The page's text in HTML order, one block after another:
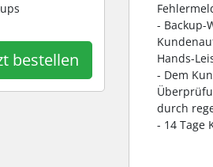
bestellen
- Backup-
Hands-
- Dem
durch
- 14 Tage